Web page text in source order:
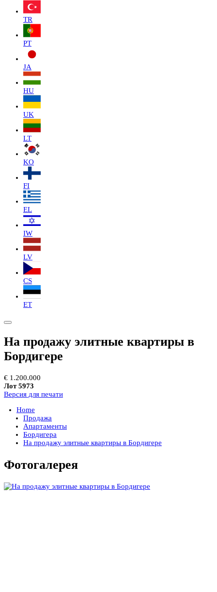
TR
PT
JA
HU
UK
LT
KO
FI
EL
IW
LV
CS
ET
На продажу элитные квартиры в
Бордигере
€ 1.200.000
Лот 5973
Версия для печати
Home
Продажа
Апартаменты
Бордигера
На продажу элитные квартиры в Бордигере
Фотогалерея